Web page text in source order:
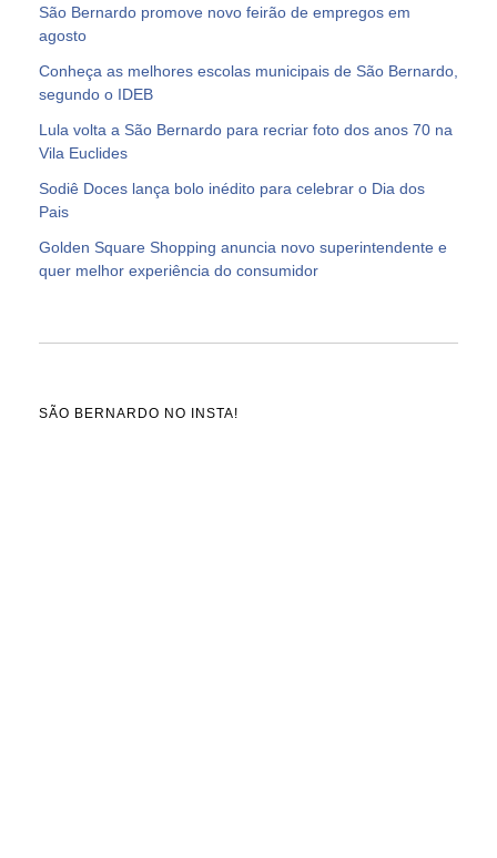
São Bernardo promove novo feirão de empregos em
agosto
Conheça as melhores escolas municipais de São Bernardo,
segundo o IDEB
Lula volta a São Bernardo para recriar foto dos anos 70 na
Vila Euclides
Sodiê Doces lança bolo inédito para celebrar o Dia dos
Pais
Golden Square Shopping anuncia novo superintendente e
quer melhor experiência do consumidor
SÃO BERNARDO NO INSTA!